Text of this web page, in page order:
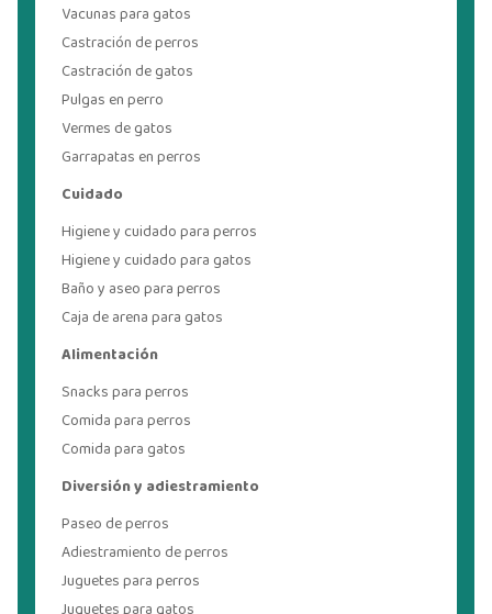
Vacunas para gatos
Castración de perros
Castración de gatos
Pulgas en perro
Vermes de gatos
Garrapatas en perros
Cuidado
Higiene y cuidado para perros
Higiene y cuidado para gatos
Baño y aseo para perros
Caja de arena para gatos
Alimentación
Snacks para perros
Comida para perros
Comida para gatos
Diversión y adiestramiento
Paseo de perros
Adiestramiento de perros
Juguetes para perros